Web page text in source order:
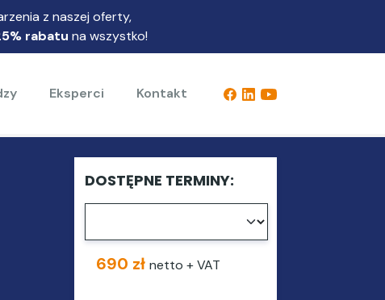
z naszej oferty,
rabatu na wszystko!
Eksperci Kontakt
DOSTĘPNE TERMINY:
690 zł netto + VAT